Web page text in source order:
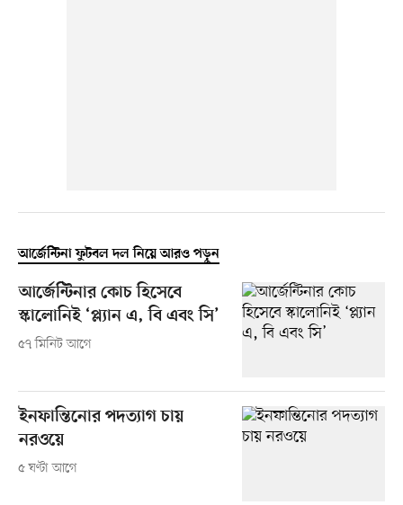
আর্জেন্টিনা ফুটবল দল নিয়ে আরও পড়ুন
আর্জেন্টিনার কোচ হিসেবে
স্কালোনিই ‘প্ল্যান এ, বি এবং সি’
৫৭ মিনিট আগে
ইনফান্তিনোর পদত্যাগ চায়
নরওয়ে
৫ ঘণ্টা আগে